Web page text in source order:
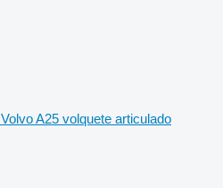
Volvo A25 volquete articulado